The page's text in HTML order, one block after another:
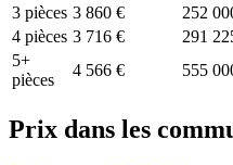
3 pièces 3 860 € 252
4 pièces 3 716 € 291
5+
pièces
4 566 € 555
Prix dans les